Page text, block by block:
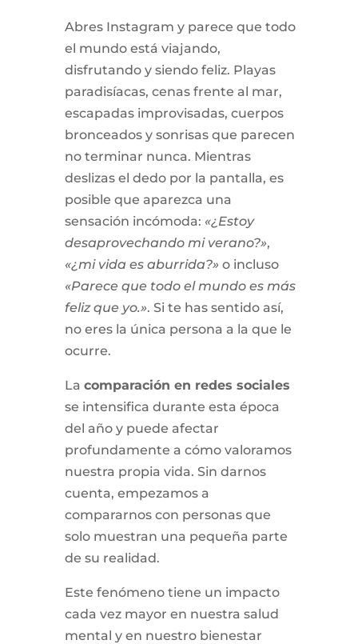
Abres Instagram y parece que todo
el mundo está viajando,
disfrutando y siendo feliz. Playas
paradisíacas, cenas frente al mar,
escapadas improvisadas, cuerpos
bronceados y sonrisas que parecen
no terminar nunca. Mientras
deslizas el dedo por la pantalla, es
posible que aparezca una
sensación incómoda: «¿Estoy
desaprovechando mi verano?»,
«¿mi vida es aburrida?» o incluso
«Parece que todo el mundo es más
feliz que yo.». Si te has sentido así,
no eres la única persona a la que le
ocurre.
Lacomparación en redes sociales
se intensifica durante esta época
del año y puede afectar
profundamente a cómo valoramos
nuestra propia vida. Sin darnos
cuenta, empezamos a
compararnos con personas que
solo muestran una pequeña parte
de su realidad.
Este fenómeno tiene un impacto
cada vez mayor en nuestra salud
mental y en nuestro bienestar